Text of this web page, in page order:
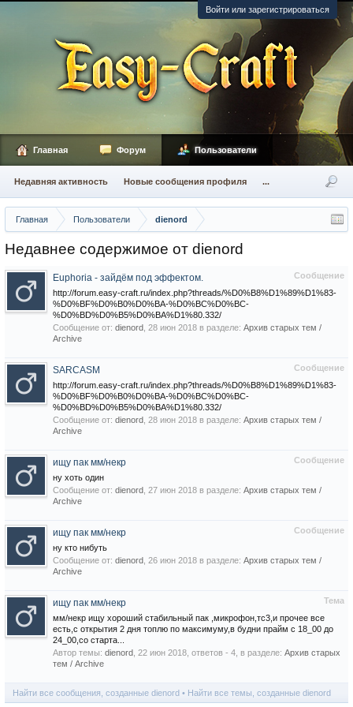
Войти или зарегистрироваться
Главная Пользователи dienord
Недавнее содержимое от dienord
Сообщение
Euphoria - зайдём под эффектом.
http://forum.easy-craft.ru/index.php?threads/%D0%B8%D1%89%D1%83-
%D0%BF%D0%B0%D0%BA-%D0%BC%D0%BC-
%D0%BD%D0%B5%D0%BA%D1%80.332/
Сообщение от: dienord 28 июн 2018 в разделе: Архив старых тем /
Archive
Сообщение
SARCASM
http://forum.easy-craft.ru/index.php?threads/%D0%B8%D1%89%D1%83-
%D0%BF%D0%B0%D0%BA-%D0%BC%D0%BC-
%D0%BD%D0%B5%D0%BA%D1%80.332/
Сообщение от: dienord 28 июн 2018 в разделе: Архив старых тем /
Archive
Сообщение
ищу пак мм/некр
ну хоть один
Сообщение от: dienord 27 июн 2018 в разделе: Архив старых тем /
Archive
Сообщение
ищу пак мм/некр
ну кто нибуть
Сообщение от: dienord 26 июн 2018 в разделе: Архив старых тем /
Archive
Тема
ищу пак мм/некр
мм/некр ищу хороший стабильный пак ,микрофон,тс3,и прочее все
есть,с открытия 2 дня топлю по максимуму,в будни прайм с 18_00 до
24_00,со старта...
Автор темы: dienord 22 июн 2018 , ответов - 4, в разделе: Архив старых
тем / Archive
Найти все сообщения, созданные dienord Найти все темы, созданные dienord
Главная Форум Пользователи
Недавняя активность Новые сообщения профиля ...